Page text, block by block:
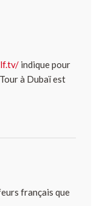
indique pour
à Dubaï est
français que